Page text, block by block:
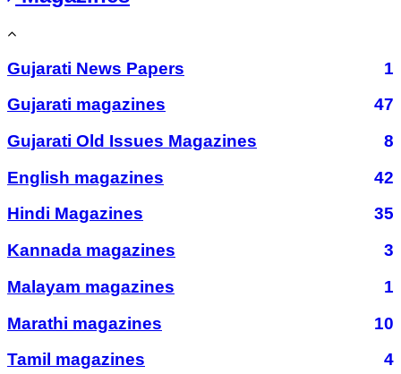
Gujarati News Papers
1
Gujarati magazines
47
Gujarati Old Issues Magazines
8
English magazines
42
Hindi Magazines
35
Kannada magazines
3
Malayam magazines
1
Marathi magazines
10
Tamil magazines
4